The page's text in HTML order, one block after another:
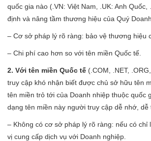
quốc gia nào (.VN: Việt Nam, .UK: Anh
định và nâng tầm thương hiệu của Quý
– Cơ sở pháp lý rõ ràng: bảo vệ thương hiệu
– Chi phí cao hơn so với tên miền Quốc tế.
2. Với tên miền Quốc tế (.COM, .NET,
truy cập khó nhận biết được chủ sở hữu tên
tên miền trỏ tới của Doanh nhiệp thuộc quốc
dạng tên miền này người truy cập dễ nhớ, dễ
– Không có cơ sở pháp lý rõ ràng: nếu có chỉ
vị cung cấp dịch vụ với Doanh nghiệp.